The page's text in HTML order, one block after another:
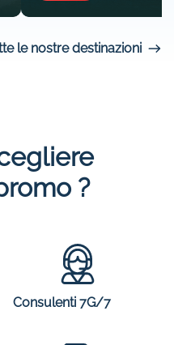
le nostre destinazioni
?
Consulenti 7G/7